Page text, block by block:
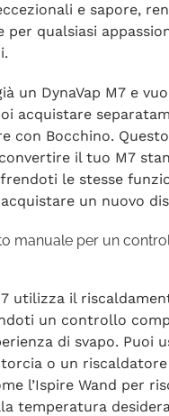
e sapore,
per qualsiasi
un DynaVap M7 e
acquistare
con Bocchino.
il tuo M7
le stesse
un nuovo
manuale per un
utilizza il
un controllo
di svapo. Puoi
o un riscaldatore
l’Ispire Wand per
temperatura